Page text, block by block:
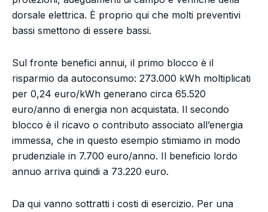
dorsale elettrica. È proprio qui che molti preventivi
bassi smettono di essere bassi.
Sul fronte benefici annui, il primo blocco è il
risparmio da autoconsumo: 273.000 kWh moltiplicati
per 0,24 euro/kWh generano circa 65.520
euro/anno di energia non acquistata. Il secondo
blocco è il ricavo o contributo associato all’energia
immessa, che in questo esempio stimiamo in modo
prudenziale in 7.700 euro/anno. Il beneficio lordo
annuo arriva quindi a 73.220 euro.
Da qui vanno sottratti i costi di esercizio. Per una